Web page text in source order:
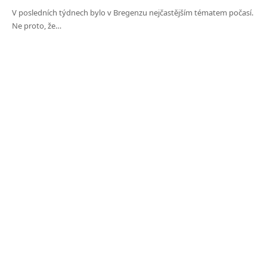
V posledních týdnech bylo v Bregenzu nejčastějším tématem počasí.
Ne proto, že…